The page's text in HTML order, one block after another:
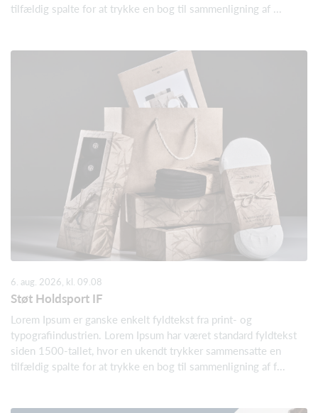
tilfældig spalte for at trykke en bog til sammenligning af ...
6. aug. 2026, kl. 09.08
Støt Holdsport IF
Lorem Ipsum er ganske enkelt fyldtekst fra print- og
typografiindustrien. Lorem Ipsum har været standard fyldtekst
siden 1500-tallet, hvor en ukendt trykker sammensatte en
tilfældig spalte for at trykke en bog til sammenligning af f...